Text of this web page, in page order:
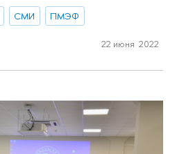
СМИ ПМЭФ
22 июня 2022